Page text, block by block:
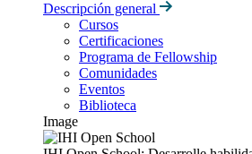
Descripción general
Cursos
Certificaciones
Programa de Fellowship
Comunidades
Eventos
Biblioteca
Image